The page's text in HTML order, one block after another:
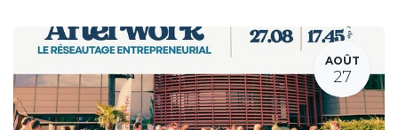
AOÛT
27